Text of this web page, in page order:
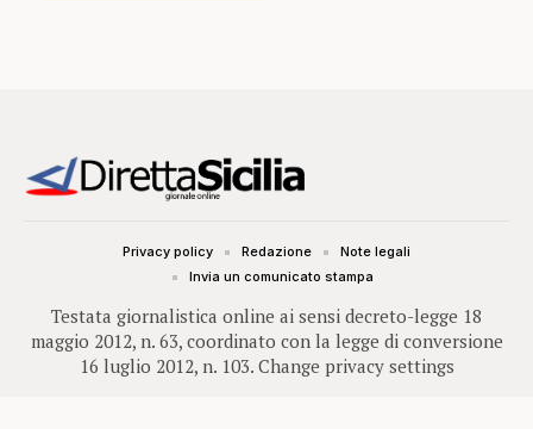
Testata giornalistica online ai sensi decreto-legge 18
maggio 2012, n. 63, coordinato con la legge di conversione
16 luglio 2012, n. 103. Change privacy settings
Privacy policy Redazione
Note legali
Invia un comunicato stampa